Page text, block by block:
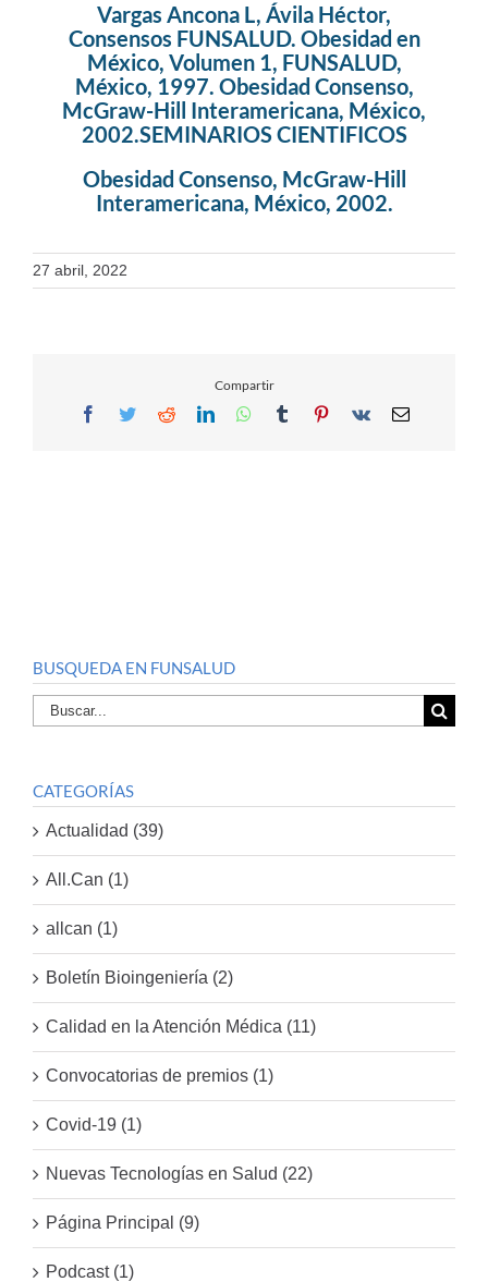
Vargas Ancona L, Ávila Héctor,
Consensos FUNSALUD. Obesidad en
México, Volumen 1, FUNSALUD,
México, 1997. Obesidad Consenso,
McGraw-Hill Interamericana, México,
2002.SEMINARIOS CIENTIFICOS
Obesidad Consenso, McGraw-Hill
Interamericana, México, 2002.
27 abril, 2022
Compartir
Facebook
TwitterRedditLinkedInWhatsApp
TumblrPinterest
Vk Email
BUSQUEDA EN FUNSALUD
Buscar
por:
CATEGORÍAS
Actualidad (39)
All.Can (1)
allcan (1)
Boletín Bioingeniería (2)
Calidad en la Atención Médica (11)
Convocatorias de premios (1)
Covid-19 (1)
Nuevas Tecnologías en Salud (22)
Página Principal (9)
Podcast (1)